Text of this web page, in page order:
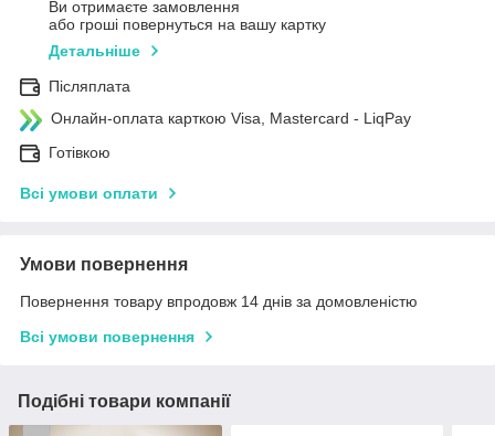
Ви отримаєте замовлення
або гроші повернуться на вашу картку
Детальніше
Післяплата
Онлайн-оплата карткою Visa, Mastercard - LiqPay
Готівкою
Всі умови оплати
Умови повернення
Повернення товару впродовж 14 днів за домовленістю
Всі умови повернення
Подібні товари компанії